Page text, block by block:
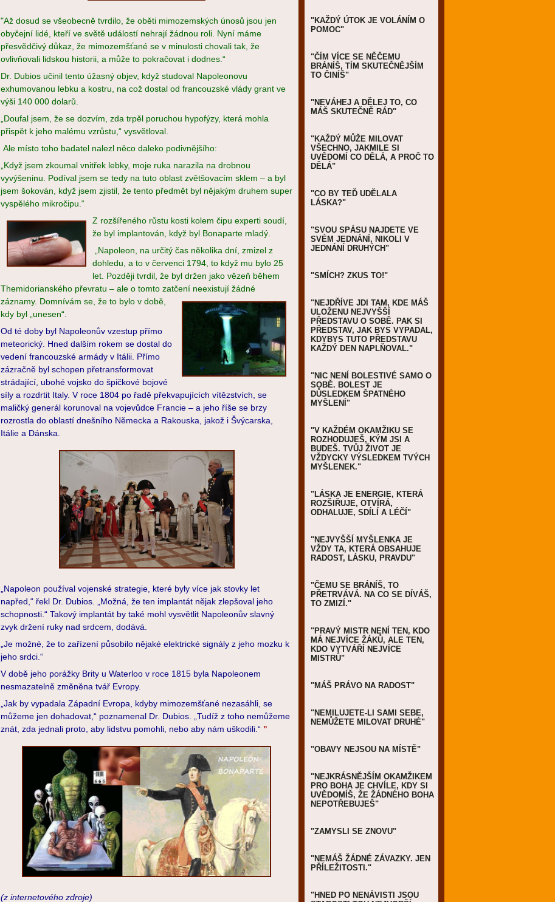
"Až dosud se všeobecně tvrdilo, že oběti mimozemských únosů jsou jen
obyčejní lidé, kteří ve světě událostí nehrají žádnou roli. Nyní máme
přesvědčivý důkaz, že mimozemšťané se v minulosti chovali tak, že
ovlivňovali lidskou historii, a může to pokračovat i dodnes.“
Dr. Dubios učinil tento úžasný objev, když studoval Napoleonovu
exhumovanou lebku a kostru, na což dostal od francouzské vlády grant ve
výši 140 000 dolarů.
„Doufal jsem, že se dozvím, zda trpěl poruchou hypofýzy, která mohla
přispět k jeho malému vzrůstu,“ vysvětloval.
Ale místo toho badatel nalezl něco daleko podivnějšího:
„Když jsem zkoumal vnitřek lebky, moje ruka narazila na drobnou
vyvýšeninu. Podíval jsem se tedy na tuto oblast zvětšovacím sklem – a byl
jsem šokován, když jsem zjistil, že tento předmět byl nějakým druhem super
vyspělého mikročipu.“
Z rozšířeného růstu kosti kolem čipu experti soudí,
že byl implantován, když byl Bonaparte mladý.
„Napoleon, na určitý čas několika dní, zmizel z
dohledu, a to v červenci 1794, to když mu bylo 25
let. Později tvrdil, že byl držen jako vězeň během
Themidorianského převratu – ale o tomto zatčení neexistují žádné
záznamy. Domnívám se, že to bylo v době,
kdy byl „unesen“.
Od té doby byl Napoleonův vzestup přímo
meteorický. Hned dalším rokem se dostal do
vedení francouzské armády v Itálii. Přímo
zázračně byl schopen přetransformovat
strádající, ubohé vojsko do špičkové bojové
síly a rozdrtit Italy. V roce 1804 po řadě překvapujících vítězstvích, se
maličký generál korunoval na vojevůdce Francie – a jeho říše se brzy
rozrostla do oblastí dnešního Německa a Rakouska, jakož i Švýcarska,
Itálie a Dánska.
„Napoleon používal vojenské strategie, které byly více jak stovky let
napřed,“ řekl Dr. Dubios. „Možná, že ten implantát nějak zlepšoval jeho
schopnosti.“ Takový implantát by také mohl vysvětlit Napoleonův slavný
zvyk držení ruky nad srdcem, dodává.
„Je možné, že to zařízení působilo nějaké elektrické signály z jeho mozku k
jeho srdci.“
V době jeho porážky Brity u Waterloo v roce 1815 byla Napoleonem
nesmazatelně změněna tvář Evropy.
„Jak by vypadala Západní Evropa, kdyby mimozemšťané nezasáhli, se
můžeme jen dohadovat,“ poznamenal Dr. Dubios. „Tudíž z toho nemůžeme
znát, zda jednali proto, aby lidstvu pomohli, nebo aby nám uškodili.“ "
(z internetového zdroje)
"KAŽDÝ ÚTOK JE VOLÁNÍM O
POMOC"
"ČÍM VÍCE SE NĚČEMU
BRÁNÍŠ, TÍM SKUTEČNĚJŠÍM
TO ČINÍŠ"
"NEVÁHEJ A DĚLEJ TO, CO
MÁŠ SKUTEČNĚ RÁD"
"KAŽDÝ MŮŽE MILOVAT
VŠECHNO, JAKMILE SI
UVĚDOMÍ CO DĚLÁ, A PROČ TO
DĚLÁ"
"CO BY TEĎ UDĚLALA
LÁSKA?"
"SVOU SPÁSU NAJDETE VE
SVÉM JEDNÁNÍ, NIKOLI V
JEDNÁNÍ DRUHÝCH"
"SMÍCH? ZKUS TO!"
"NEJDŘÍVE JDI TAM, KDE MÁŠ
ULOŽENU NEJVYŠŠÍ
PŘEDSTAVU O SOBĚ. PAK SI
PŘEDSTAV, JAK BYS VYPADAL,
KDYBYS TUTO PŘEDSTAVU
KAŽDÝ DEN NAPLŇOVAL."
"NIC NENÍ BOLESTIVÉ SAMO O
SOBĚ. BOLEST JE
DŮSLEDKEM ŠPATNÉHO
MYŠLENÍ"
"V KAŽDÉM OKAMŽIKU SE
ROZHODUJEŠ, KÝM JSI A
BUDEŠ. TVŮJ ŽIVOT JE
VŽDYCKY VÝSLEDKEM TVÝCH
MYŠLENEK."
"LÁSKA JE ENERGIE, KTERÁ
ROZŠIŘUJE, OTVÍRÁ,
ODHALUJE, SDÍLÍ A LÉČÍ"
"NEJVYŠŠÍ MYŠLENKA JE
VŽDY TA, KTERÁ OBSAHUJE
RADOST, LÁSKU, PRAVDU"
"ČEMU SE BRÁNÍŠ, TO
PŘETRVÁVÁ. NA CO SE DÍVÁŠ,
TO ZMIZÍ."
"PRAVÝ MISTR NENÍ TEN, KDO
MÁ NEJVÍCE ŽÁKŮ, ALE TEN,
KDO VYTVÁŘÍ NEJVÍCE
MISTRŮ"
"MÁŠ PRÁVO NA RADOST"
"NEMILUJETE-LI SAMI SEBE,
NEMŮŽETE MILOVAT DRUHÉ"
"OBAVY NEJSOU NA MÍSTĚ"
"NEJKRÁSNĚJŠÍM OKAMŽIKEM
PRO BOHA JE CHVÍLE, KDY SI
UVĚDOMÍŠ, ŽE ŽÁDNÉHO BOHA
NEPOTŘEBUJEŠ"
"ZAMYSLI SE ZNOVU"
"NEMÁŠ ŽÁDNÉ ZÁVAZKY. JEN
PŘÍLEŽITOSTI."
"HNED PO NENÁVISTI JSOU